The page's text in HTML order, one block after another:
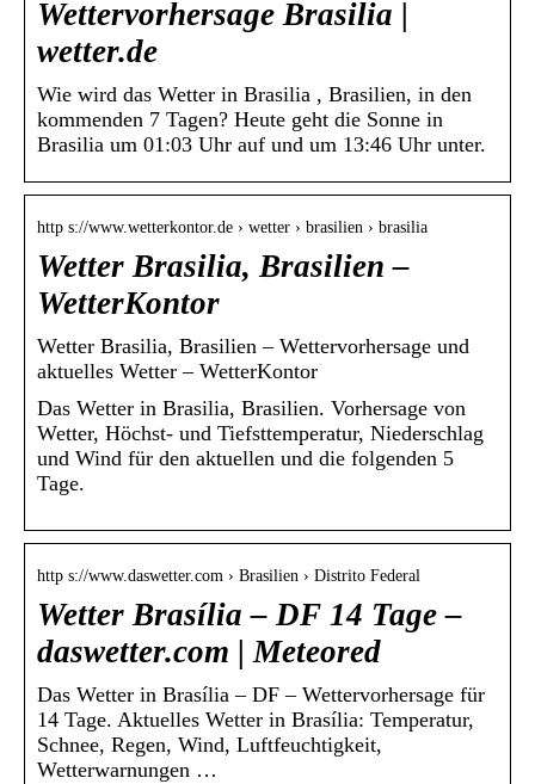
Wettervorhersage Brasilia |
wetter.de
Wie wird das Wetter in Brasilia , Brasilien, in den
kommenden 7 Tagen? Heute geht die Sonne in
Brasilia um 01:03 Uhr auf und um 13:46 Uhr unter.
http s://www.wetterkontor.de › wetter › brasilien › brasilia
Wetter Brasilia, Brasilien –
WetterKontor
Wetter Brasilia, Brasilien – Wettervorhersage und
aktuelles Wetter – WetterKontor
Das Wetter in Brasilia, Brasilien. Vorhersage von
Wetter, Höchst- und Tiefsttemperatur, Niederschlag
und Wind für den aktuellen und die folgenden 5
Tage.
http s://www.daswetter.com › Brasilien › Distrito Federal
Wetter Brasília – DF 14 Tage –
daswetter.com | Meteored
Das Wetter in Brasília – DF – Wettervorhersage für
14 Tage. Aktuelles Wetter in Brasília: Temperatur,
Schnee, Regen, Wind, Luftfeuchtigkeit,
Wetterwarnungen …